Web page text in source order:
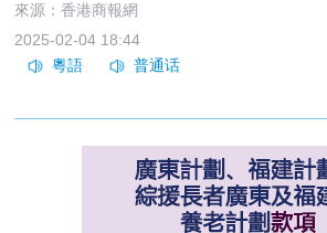
來源：香港商報網
2025-02-04 18:44